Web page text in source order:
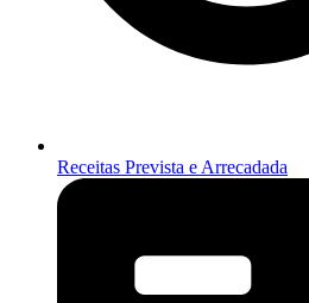
Receitas Prevista e Arrecadada